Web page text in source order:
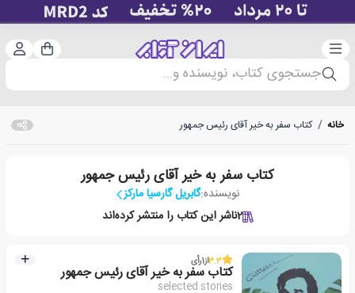
دسته‌بندی سبد
جستجوی کتاب، نویسنده و...
خانه / کتاب سفر به خیر آقای رئیس جمهور
کتاب سفر به خیر آقای رئیس جمهور
نویسنده:گابریل گارسیا مارکز
2ناشر این کتاب را منتشر کرده‌اند
3.3از1رأی
کتاب سفر به خیر آقای رئیس جمهور
selected stories